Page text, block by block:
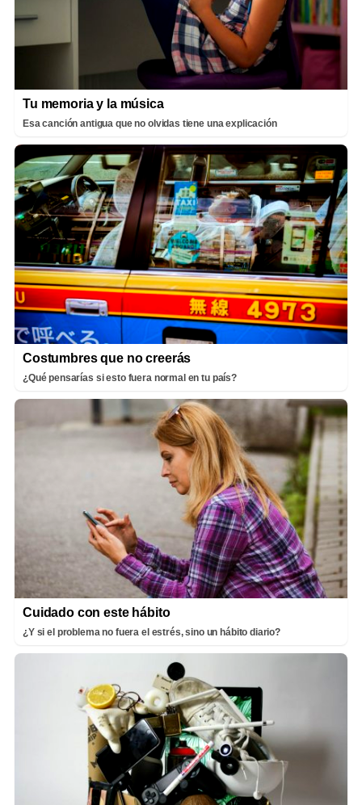
Tu memoria y la música
Esa canción antigua que no olvidas tiene una explicación
Costumbres que no creerás
¿Qué pensarías si esto fuera normal en tu país?
Cuidado con este hábito
¿Y si el problema no fuera el estrés, sino un hábito diario?